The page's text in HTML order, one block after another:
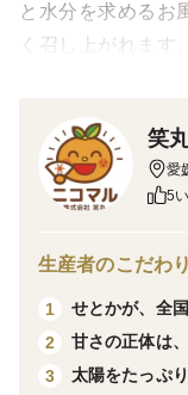
と水分を求めるお
く召し上がれます
効果があるといわ
笑
愛
5
生産者のこだわり
1
せとかが、全
2
甘さの正体は
3
太陽をたっぷ